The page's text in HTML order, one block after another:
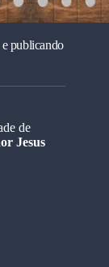
publicando
de
Jesus